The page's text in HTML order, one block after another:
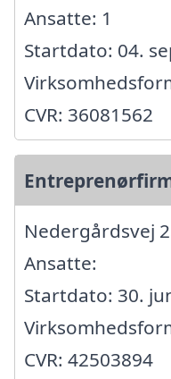
Ansatte: 1
Startdato: 04.
CVR: 36081562
Nedergårdsvej
Ansatte:
Startdato: 30.
CVR: 42503894